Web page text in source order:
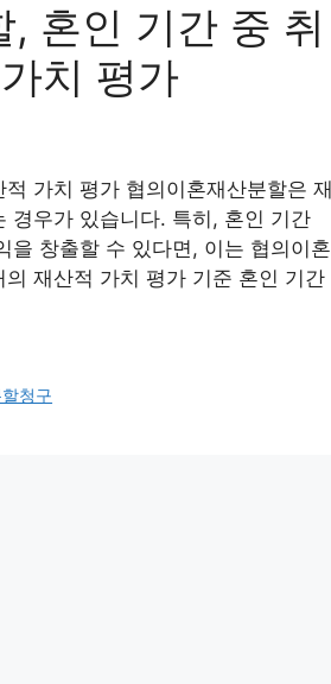
혼인 기간 중 취
치 평가
가치 평가 협의이혼재산분할은 재
경우가 있습니다. 특히, 혼인 기간
을 창출할 수 있다면, 이는 협의이혼
재산적 가치 평가 기준 혼인 기간
청구